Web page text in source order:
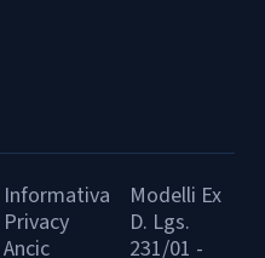
Informativa
Privacy
Ancic
Modelli Ex
D. Lgs.
231/01 -